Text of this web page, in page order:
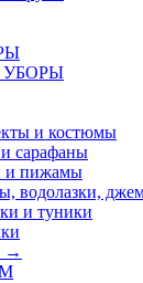
и костюмы
сарафаны
и пижамы
водолазки,
и туники
→